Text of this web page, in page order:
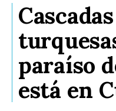
paraíso
está en